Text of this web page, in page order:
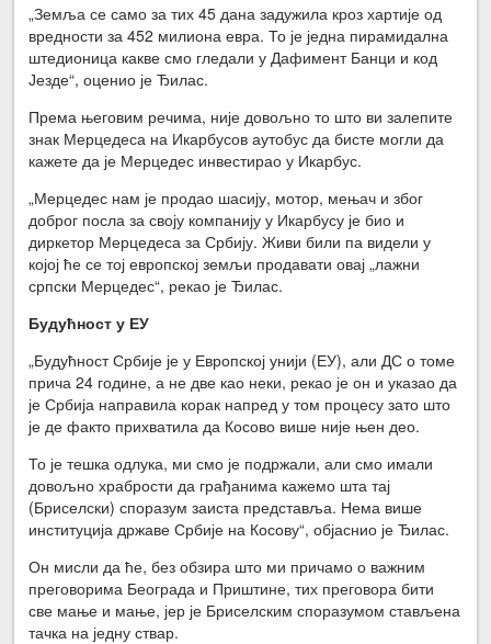
„Земља се само за тих 45 дана задужила кроз хартије од
вредности за 452 милиона евра. То је једна пирамидална
штедионица какве смо гледали у Дафимент Банци и код
Језде“, оценио је Ђилас.
Према његовим речима, није довољно то што ви залепите
знак Мерцедеса на Икарбусов аутобус да бисте могли да
кажете да је Мерцедес инвестирао у Икарбус.
„Мерцедес нам је продао шасију, мотор, мењач и због
доброг посла за своју компанију у Икарбусу је био и
диркетор Мерцедеса за Србију. Живи били па видели у
којој ће се тој европској земљи продавати овај „лажни
српски Мерцедес“, рекао је Ђилас.
Будућност у ЕУ
„Будућност Србије је у Европској унији (ЕУ), али ДС о томе
прича 24 године, а не две као неки, рекао је он и указао да
је Србија направила корак напред у том процесу зато што
је де факто прихватила да Косово више није њен део.
То је тешка одлука, ми смо је подржали, али смо имали
довољно храбрости да грађанима кажемо шта тај
(Бриселски) споразум заиста представља. Нема више
институција државе Србије на Косову“, објаснио је Ђилас.
Он мисли да ће, без обзира што ми причамо о важним
преговорима Београда и Приштине, тих преговора бити
све мање и мање, јер је Бриселским споразумом стављена
тачка на једну ствар.